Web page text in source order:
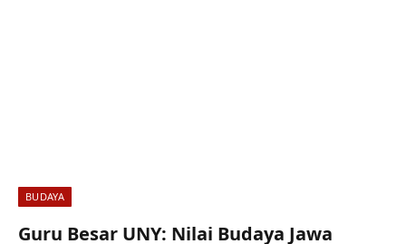
BUDAYA
Guru Besar UNY: Nilai Budaya Jawa